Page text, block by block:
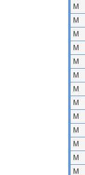
M
M
M
M
M
M
M
M
M
M
M
M
M